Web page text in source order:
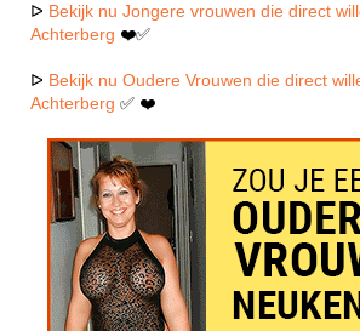
ᐅ Bekijk nu Jongere vrouwen die direct
Achterberg ❤️✅
ᐅ Bekijk nu Oudere Vrouwen die direct
Achterberg ✅ ❤️